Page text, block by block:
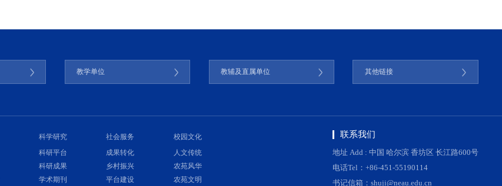
教学单位 教辅及直属单位 其他链接
科学研究
科研平台
科研成果
学术期刊
社会服务
成果转化
乡村振兴
平台建设
校园文化
人文传统
农苑风华
农苑文明
联系我们
地址 Add : 中国 哈尔滨 香坊区 长江路600号
电话Tel：+86-451-55190114
书记信箱：shuji@neau.edu.cn